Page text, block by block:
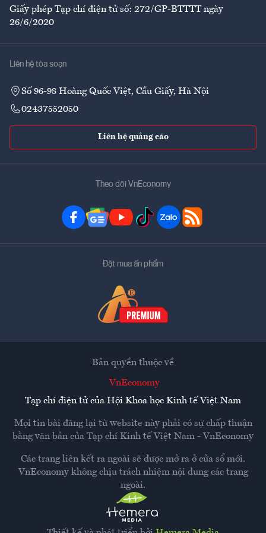
Giấy phép Tạp chí điện tử số: 272/GP-BTTTT ngày
26/6/2020
Liên hệ tòa soạn
Số 96-98 Hoàng Quốc Việt, Cầu Giấy, Hà Nội
02437552050
Liên hệ quảng cáo
Theo dõi VnEconomy
Đặt mua ấn phẩm
Bản quyền thuộc về
VnEconomy
Tạp chí điện tử của Hội Khoa học Kinh tế Việt Nam
Mọi tin bài đăng lại từ website này phải có sự chấp thuận
bằng văn bản của Tạp chí Kinh tế Việt Nam - VnEconomy
Các trang liên kết ra ngoài sẽ được mở ra ở cửa sổ mới.
VnEconomy không chịu trách nhiệm nội dung các trang
ngoài.